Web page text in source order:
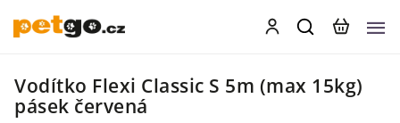
Vodítko Flexi Classic S 5m (max 15kg)
pásek červená